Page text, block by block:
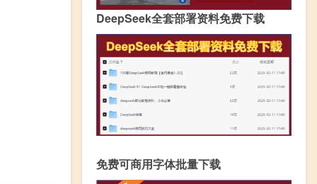
DeepSeek全套部署资料免费下载
免费可商用字体批量下载